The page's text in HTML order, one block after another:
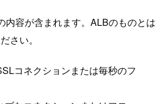
内容が含まれます。ALBのものとは
さい。
コネクションまたは毎秒のフ